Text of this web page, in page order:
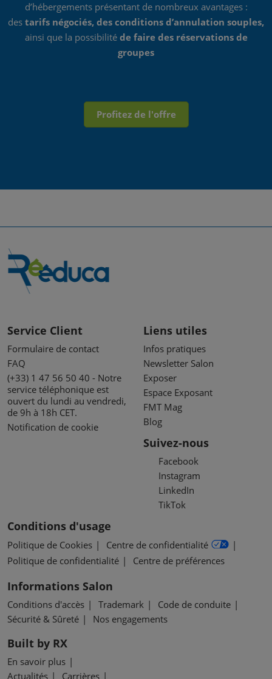
d’hébergements présentant de nombreux avantages :
des tarifs négociés, des conditions d’annulation souples,
ainsi que la possibilité de faire des réservations de
groupes
Profitez de l'offre
Service Client
Formulaire de contact
FAQ
(+33) 1 47 56 50 40 - Notre
service téléphonique est
ouvert du lundi au vendredi,
de 9h à 18h CET.
Notification de cookie
Liens utiles
Infos pratiques
Newsletter Salon
Exposer
Espace Exposant
FMT Mag
Blog
Suivez-nous
Facebook
Instagram
LinkedIn
TikTok
Conditions d'usage
Politique de Cookies
Centre de confidentialité
Politique de confidentialité
Centre de préférences
Informations Salon
Conditions d'accès Trademark
Code de conduite
Sécurité & Sûreté
Nos engagements
Built by RX
En savoir plus
Actualités
Carrières